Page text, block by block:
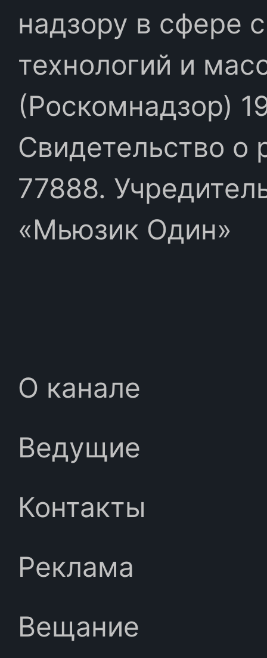
надзору в сфере
технологий и
(Роскомнадзор)
Свидетельство
77888.
«Мьюзик Один»
О канале
Ведущие
Контакты
Реклама
Вещание